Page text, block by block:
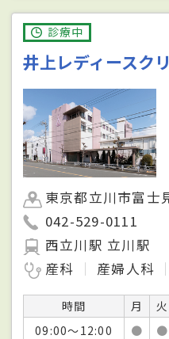
診療中
井上レディースク
東京都立川市富士
042-529-0111
西立川駅 立川駅
産科
産婦人科
時間 月 火
09:00～12:00
● ●